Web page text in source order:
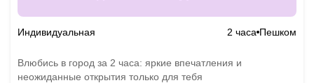
Индивидуальная 2 часа Пешком
Влюбись в город за 2 часа: яркие впечатления и
неожиданные открытия только для тебя